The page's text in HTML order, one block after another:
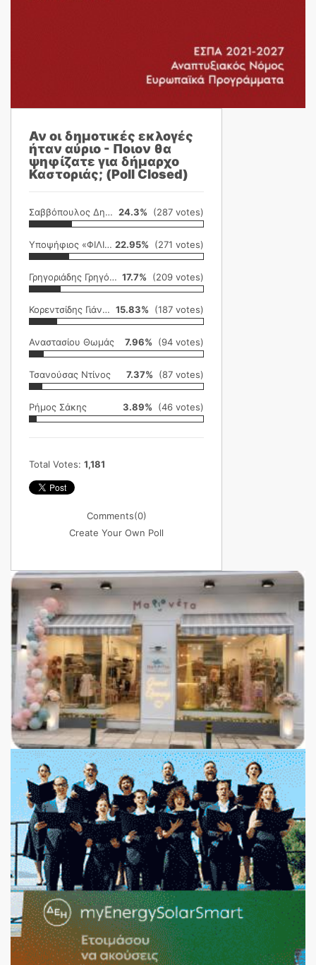
Αν οι δημοτικές εκλογές
ήταν αύριο - Ποιον θα
ψηφίζατε για δήμαρχο
Καστοριάς; (Poll Closed)
Σαββόπουλος Δημήτρης 24.3% (287 votes)
Υποψήφιος «ΦΙΛΙΚΗ ΕΤΑΙΡΕΙΑ» 22.95% (271 votes)
Γρηγοριάδης Γρηγόρης 17.7% (209 votes)
Κορεντσίδης Γιάννης 15.83% (187 votes)
Αναστασίου Θωμάς 7.96% (94 votes)
Τσανούσας Ντίνος 7.37% (87 votes)
Ρήμος Σάκης 3.89% (46 votes)
Total Votes: 1,181
Comments(0)
Create Your Own Poll